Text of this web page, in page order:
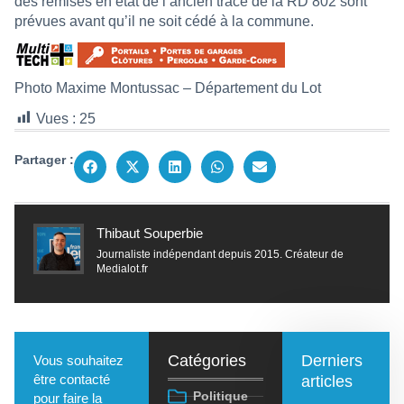
prévues avant qu’il ne soit cédé à la commune.
Photo Maxime Montussac – Département du Lot
Vues : 25
Partager :
Thibaut Souperbie
Journaliste indépendant depuis 2015. Créateur de
Medialot.fr
Vous souhaitez
être contacté
pour faire la
Catégories
Politique
Derniers
articles